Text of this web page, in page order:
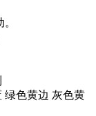
绿色黄边 灰色黄